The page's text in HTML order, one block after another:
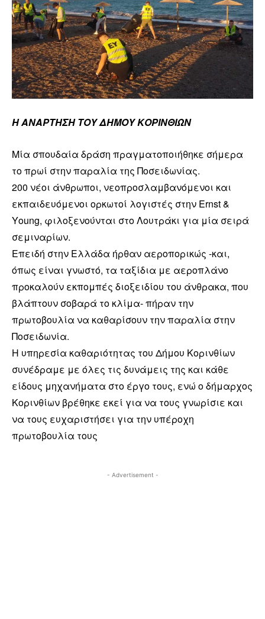
Η ΑΝΑΡΤΗΣΗ ΤΟΥ ΔΗΜΟΥ ΚΟΡΙΝΘΙΩΝ
Μία σπουδαία δράση πραγματοποιήθηκε σήμερα
το πρωί στην παραλία της Ποσειδωνίας.
200 νέοι άνθρωποι, νεοπροσλαμβανόμενοι και
εκπαιδευόμενοι ορκωτοί λογιστές στην Εrnst &
Υoung, φιλοξενούνται στο Λουτράκι για μία σειρά
σεμιναρίων.
Επειδή στην Ελλάδα ήρθαν αεροπορικώς -και,
όπως είναι γνωστό, τα ταξίδια με αεροπλάνο
προκαλούν εκπομπές διοξειδίου του άνθρακα, που
βλάπτουν σοβαρά το κλίμα- πήραν την
πρωτοβουλία να καθαρίσουν την παραλία στην
Ποσειδωνία.
Η υπηρεσία καθαριότητας του Δήμου Κορινθίων
συνέδραμε με όλες τις δυνάμεις της και κάθε
είδους μηχανήματα στο έργο τους, ενώ ο δήμαρχος
Κορινθίων βρέθηκε εκεί για να τους γνωρίσιε και
να τους ευχαριστήσει για την υπέροχη
πρωτοβουλία τους
- Advertisement -